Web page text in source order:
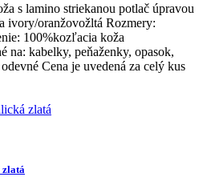
s lamino striekanou potlač úpravou
ivory/oranžovožltá Rozmery:
100%kozľacia koža
na: kabelky, peňaženky, opasok,
Cena je uvedená za celý kus